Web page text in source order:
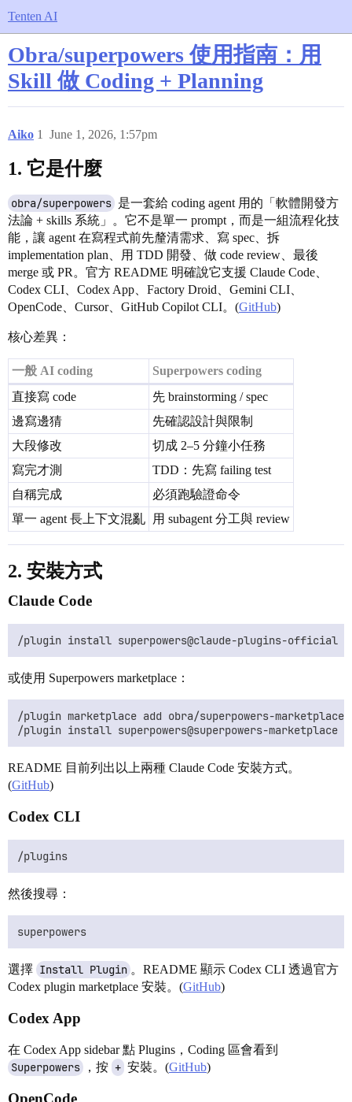
Tenten AI
Obra/superpowers 使用指南：用
Skill 做 Coding + Planning
Aiko June 1, 2026, 1:57pm
1
1. 它是什麼
obra/superpowers 是一套給 coding agent 用的「軟體開發方
法論 + skills 系統」。它不是單一 prompt，而是一組流程化技
能，讓 agent 在寫程式前先釐清需求、寫 spec、拆
implementation plan、用 TDD 開發、做 code review、最後
merge 或 PR。官方 README 明確說它支援 Claude Code、
Codex CLI、Codex App、Factory Droid、Gemini CLI、
OpenCode、Cursor、GitHub Copilot CLI。(GitHub)
核心差異：
一般 AI coding
Superpowers coding
直接寫 code
先 brainstorming / spec
邊寫邊猜
先確認設計與限制
大段修改
切成 2–5 分鐘小任務
寫完才測
TDD：先寫 failing test
自稱完成
必須跑驗證命令
單一 agent 長上下文混亂
用 subagent 分工與 review
2. 安裝方式
Claude Code
或使用 Superpowers marketplace：
/plugin marketplace add obra/superpowers-marketplace
README 目前列出以上兩種 Claude Code 安裝方式。
(GitHub)
Codex CLI
然後搜尋：
選擇 Install Plugin 。README 顯示 Codex CLI 透過官方
Codex plugin marketplace 安裝。(GitHub)
Codex App
在 Codex App sidebar 點 Plugins，Coding 區會看到
Superpowers ，按 + 安裝。(GitHub)
OpenCode